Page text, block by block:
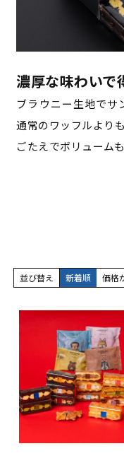
濃厚な味わいで
ブラウニー生地でサ
通常のワッフルより
ごたえでボリューム
並び替え 新着順 価格